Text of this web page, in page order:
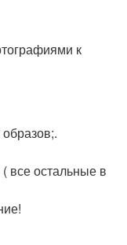
к
все остальные в